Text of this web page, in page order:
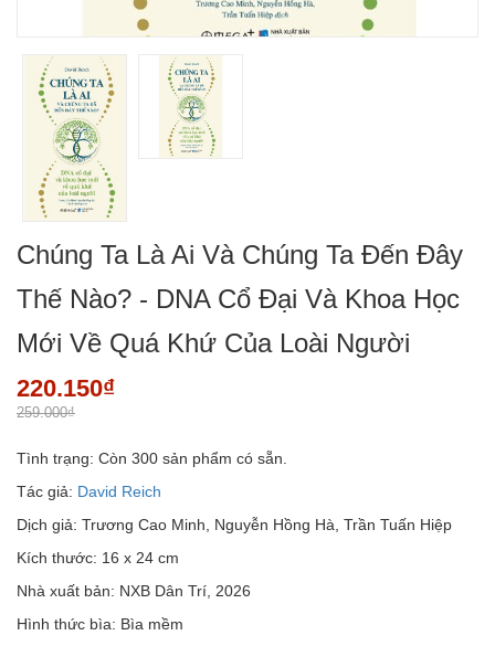
Chúng Ta Là Ai Và Chúng Ta Đến Đây
Thế Nào? - DNA Cổ Đại Và Khoa Học
Mới Về Quá Khứ Của Loài Người
220.150₫
259.000₫
Tình trạng: Còn 300 sản phẩm có sẵn.
Tác giả: David Reich
Dịch giả: Trương Cao Minh, Nguyễn Hồng Hà, Trần Tuấn Hiệp
Kích thước: 16 x 24 cm
Nhà xuất bản: NXB Dân Trí, 2026
Hình thức bìa: Bìa mềm